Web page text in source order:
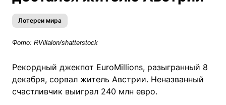
Лотереи мира
Фото: RVillalon/shatterstock
Рекордный джекпот EuroMillions, разыгранный 8
декабря, сорвал житель Австрии. Неназванный
счастливчик выиграл 240 млн евро.